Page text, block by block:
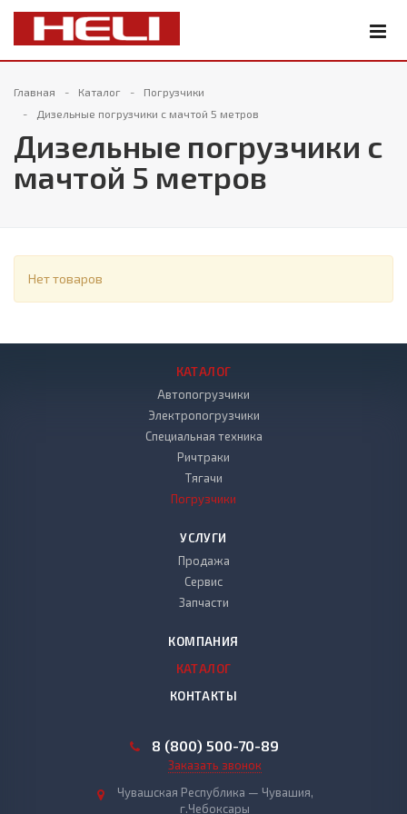
Главная Каталог
Погрузчики
Дизельные погрузчики с мачтой 5 метров
Дизельные погрузчики с
мачтой 5 метров
Нет товаров
КАТАЛОГ
Автопогрузчики
Электропогрузчики
Специальная техника
Ричтраки
Тягачи
Погрузчики
УСЛУГИ
Продажа
Сервис
Запчасти
КОМПАНИЯ
КАТАЛОГ
КОНТАКТЫ
8 (800) 500-70-89
Заказать звонок
Чувашская Республика — Чувашия,
г.Чебоксары